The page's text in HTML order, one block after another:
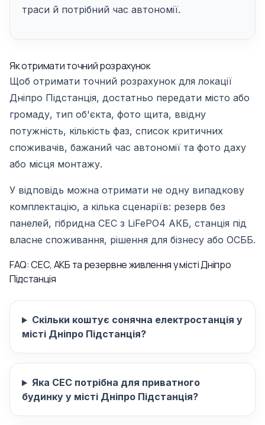
траси й потрібний час автономії.
Як отримати точний розрахунок
Щоб отримати точний розрахунок для локації
Дніпро Підстанція, достатньо передати місто або
громаду, тип об'єкта, фото щита, ввідну
потужність, кількість фаз, список критичних
споживачів, бажаний час автономії та фото даху
або місця монтажу.
У відповідь можна отримати не одну випадкову
комплектацію, а кілька сценаріїв: резерв без
панелей, гібридна СЕС з LiFePO4 АКБ, станція під
власне споживання, рішення для бізнесу або ОСББ.
FAQ: СЕС, АКБ та резервне живлення у місті Дніпро
Підстанція
Скільки коштує сонячна електростанція у
місті Дніпро Підстанція?
Яка СЕС потрібна для приватного
будинку у місті Дніпро Підстанція?